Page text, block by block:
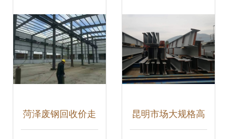
菏泽废钢回收价走 昆明市场大规格高